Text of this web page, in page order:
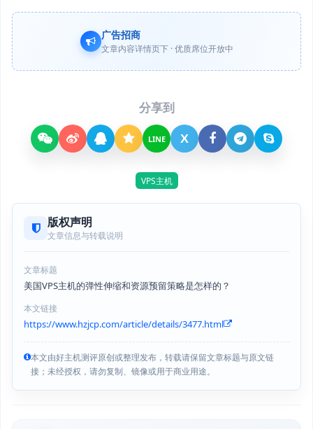
广告招商
文章内容详情页下 · 优质席位开放中
分享到
LINE X
VPS主机
版权声明
文章信息与转载说明
文章标题
美国VPS主机的弹性伸缩和资源预留策略是怎样的？
本文链接
https://www.hzjcp.com/article/details/3477.html
本文由好主机测评原创或整理发布，转载请保留文章标题与原文链
接；未经授权，请勿复制、镜像或用于商业用途。